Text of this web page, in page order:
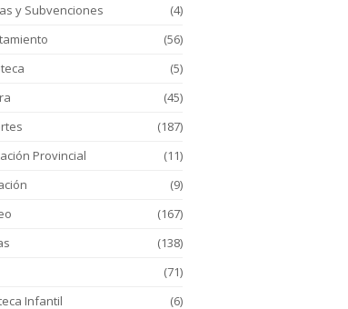
y Subvenciones
(4)
(56)
(5)
(45)
(187)
Provincial
(11)
(9)
(167)
(138)
(71)
Infantil
(6)